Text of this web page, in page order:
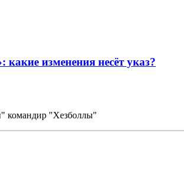
изменения несёт указ?
командир "Хезболлы"